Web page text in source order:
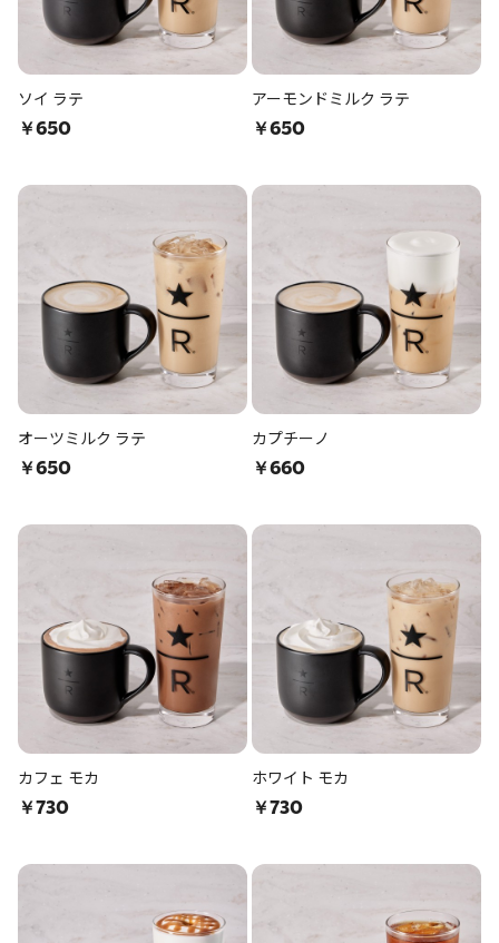
ソイ ラテ
￥650
アーモンドミルク ラテ
￥650
オーツミルク ラテ
￥650
カプチーノ
￥660
カフェ モカ
￥730
ホワイト モカ
￥730